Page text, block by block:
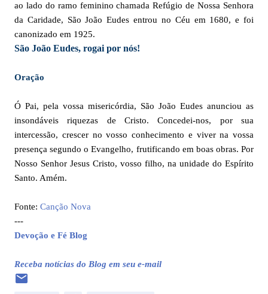
ao lado do ramo feminino chamada Refúgio de Nossa Senhora
da Caridade, São João Eudes entrou no Céu em 1680, e foi
canonizado em 1925.
São João Eudes, rogai por nós!
Oração
Ó Pai, pela vossa misericórdia, São João Eudes anunciou as
insondáveis riquezas de Cristo. Concedei-nos, por sua
intercessão, crescer no vosso conhecimento e viver na vossa
presença segundo o Evangelho, frutificando em boas obras. Por
Nosso Senhor Jesus Cristo, vosso filho, na unidade do Espírito
Santo. Amém.
Fonte: Canção Nova
---
Devoção e Fé Blog
Receba notícias do Blog em seu e-mail